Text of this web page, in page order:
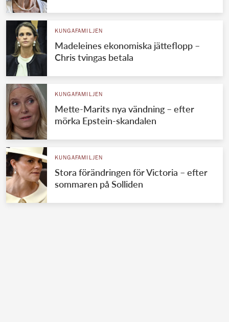
KUNGAFAMILJEN
Madeleines ekonomiska jätteflopp –
Chris tvingas betala
KUNGAFAMILJEN
Mette-Marits nya vändning – efter
mörka Epstein-skandalen
KUNGAFAMILJEN
Stora förändringen för Victoria – efter
sommaren på Solliden